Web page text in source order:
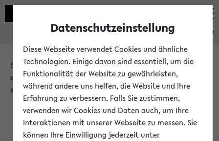
eKVV
Sie möchten auf eine eKVV Funktion zugreifen, die Ihnen
erst nach einer Anmeldung am System zur Verfügung
steht.
Bitte melden Sie sich an:
Datenschutzeinstellung
Diese Webseite verwendet Cookies und ähnliche
Technologien. Einige davon sind essentiell, um die
Funktionalität der Website zu gewährleisten,
während andere uns helfen, die Website und Ihre
Erfahrung zu verbessern. Falls Sie zustimmen,
verwenden wir Cookies und Daten auch, um Ihre
Interaktionen mit unserer Webseite zu messen. Sie
können Ihre Einwilligung jederzeit unter